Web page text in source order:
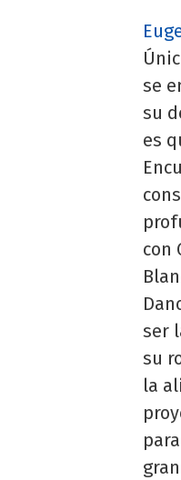
se
su
es
con
ser
su
la